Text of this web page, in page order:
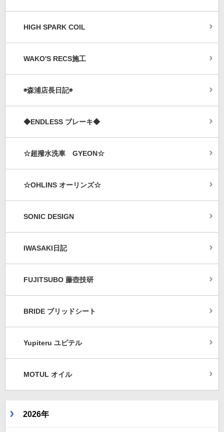
HIGH SPARK COIL
WAKO'S RECS施工
◉森浦店長日記◉
◆ENDLESS ブレーキ◆
☆超撥水洗車 GYEON☆
☆OHLINS オーリンズ☆
SONIC DESIGN
IWASAKI日記
FUJITSUBO 藤壺技研
BRIDE ブリッドシート
Yupiteru ユピテル
MOTUL オイル
2026年